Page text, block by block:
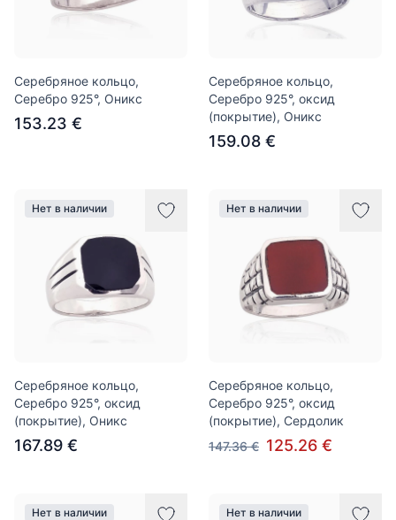
Серебряное кольцо,
Серебро 925°, Оникс
153.23 €
Серебряное кольцо,
Серебро 925°, оксид
(покрытие), Оникс
159.08 €
Нет в наличии
Серебряное кольцо,
Серебро 925°, оксид
(покрытие), Оникс
167.89 €
Нет в наличии
Серебряное кольцо,
Серебро 925°, оксид
(покрытие), Сердолик
147.36 € 125.26 €
Нет в наличии Нет в наличии